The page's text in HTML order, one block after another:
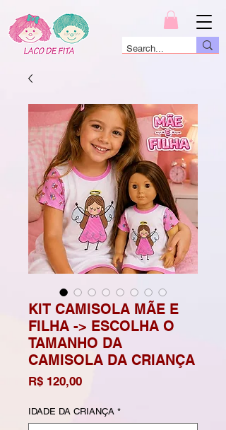
KIT CAMISOLA MÃE E
FILHA -> ESCOLHA O
TAMANHO DA
CAMISOLA DA CRIANÇA
R$ 120,00Preço
IDADE DA CRIANÇA *